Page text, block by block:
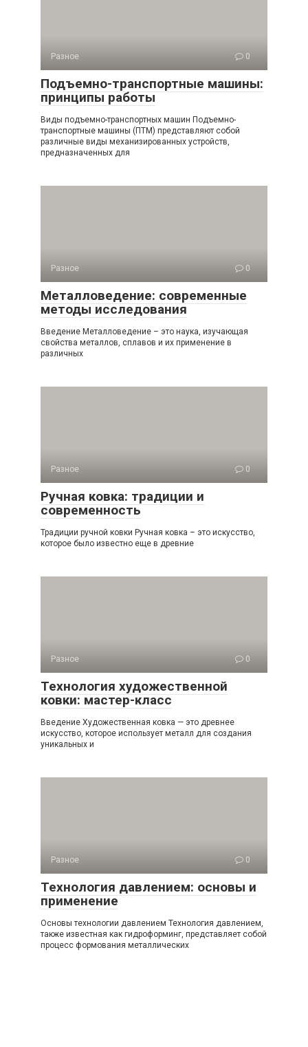
Разное 0
Подъемно-транспортные машины:
принципы работы
Виды подъемно-транспортных машин Подъемно-
транспортные машины (ПТМ) представляют собой
различные виды механизированных устройств,
предназначенных для
Разное 0
Металловедение: современные
методы исследования
Введение Металловедение – это наука, изучающая
свойства металлов, сплавов и их применение в
различных
Разное 0
Ручная ковка: традиции и
современность
Традиции ручной ковки Ручная ковка – это искусство,
которое было известно еще в древние
Разное 0
Технология художественной
ковки: мастер-класс
Введение Художественная ковка — это древнее
искусство, которое использует металл для создания
уникальных и
Разное 0
Технология давлением: основы и
применение
Основы технологии давлением Технология давлением,
также известная как гидроформинг, представляет собой
процесс формования металлических